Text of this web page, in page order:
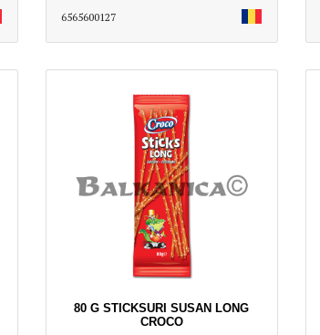
6565600127
80 G STICKSURI SUSAN LONG
CROCO